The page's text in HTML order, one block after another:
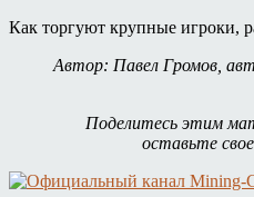
Как торгуют крупные игроки,
Автор: Павел Громов,
Поделитесь этим
оставьте